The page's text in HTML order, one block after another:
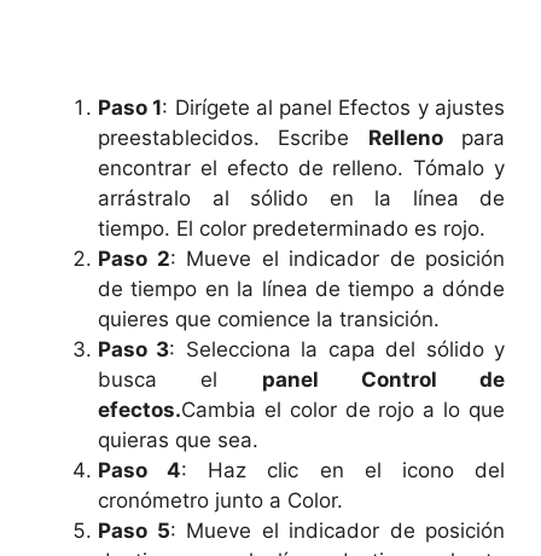
Paso 1: Dirígete al panel Efectos y ajustes
preestablecidos. Escribe Rellenopara
encontrar el efecto de relleno. Tómalo y
arrástralo al sólido en la línea de
tiempo. El color predeterminado es rojo.
Paso 2: Mueve el indicador de posición
de tiempo en la línea de tiempo a dónde
quieres que comience la transición.
Paso 3: Selecciona la capa del sólido y
busca el panel Control de
efectos.Cambia el color de rojo a lo que
quieras que sea.
Paso 4: Haz clic en el icono del
cronómetro junto a Color.
Paso 5: Mueve el indicador de posición